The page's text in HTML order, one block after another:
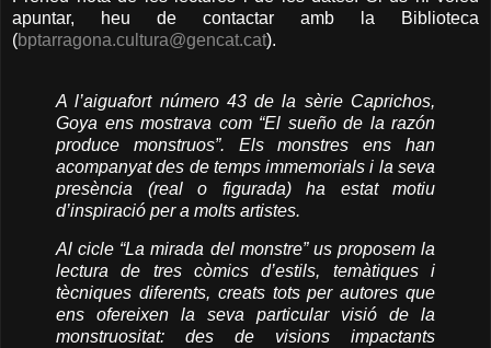
apuntar, heu de contactar amb la Biblioteca
(bptarragona.cultura@gencat.cat).
A l’aiguafort número 43 de la sèrie Caprichos,
Goya ens mostrava com “El sueño de la razón
produce monstruos”. Els monstres ens han
acompanyat des de temps immemorials i la seva
presència (real o figurada) ha estat motiu
d’inspiració per a molts artistes.
Al cicle “La mirada del monstre” us proposem la
lectura de tres còmics d’estils, temàtiques i
tècniques diferents, creats tots per autores que
ens ofereixen la seva particular visió de la
monstruositat: des de visions impactants